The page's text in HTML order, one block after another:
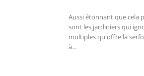
Aussi étonnant que cela
sont les jardiniers qui
multiples qu'offre la
à...